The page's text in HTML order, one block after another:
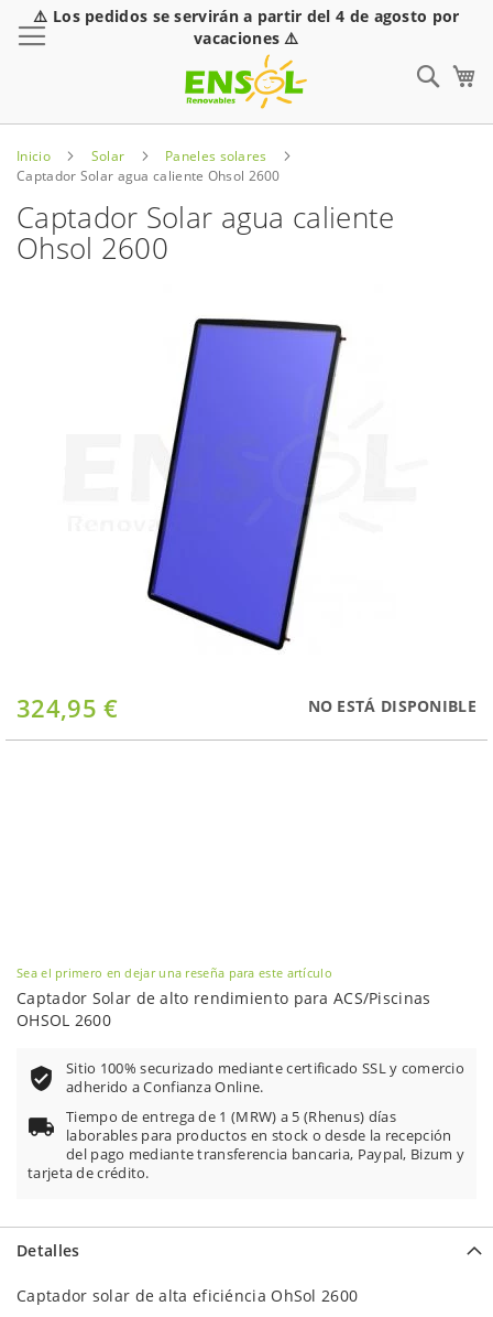
⚠️ Los pedidos se servirán a partir del 4 de agosto por
vacaciones ⚠️
Inicio Solar
Paneles solares
Captador Solar agua caliente Ohsol 2600
Captador Solar agua caliente
Ohsol 2600
324,95 € NO ESTÁ DISPONIBLE
Saltar
al
comienzo
Sea el primero en dejar una reseña para este artículo
Captador Solar de alto rendimiento para ACS/Piscinas
OHSOL 2600
Sitio 100% securizado mediante certificado SSL y comercio
adherido a Confianza Online.
Tiempo de entrega de 1 (MRW) a 5 (Rhenus) días
laborables para productos en stock o desde la recepción
del pago mediante transferencia bancaria, Paypal, Bizum y
tarjeta de crédito.
Detalles
Captador solar de alta eficiéncia OhSol 2600